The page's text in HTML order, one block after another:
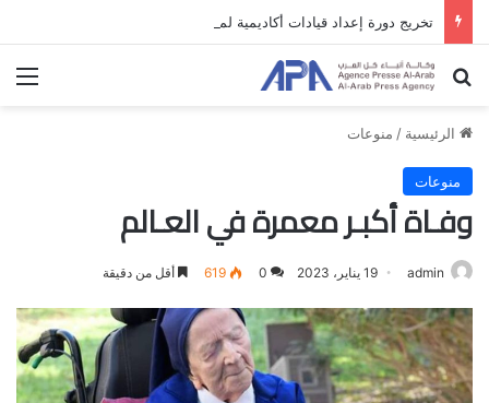
بحث عن
الرئيسية / منوعات
منوعات
وفـاة أكبـر معمرة في العـالم
admin 19 يناير، 2023 0
619 أقل من دقيقة